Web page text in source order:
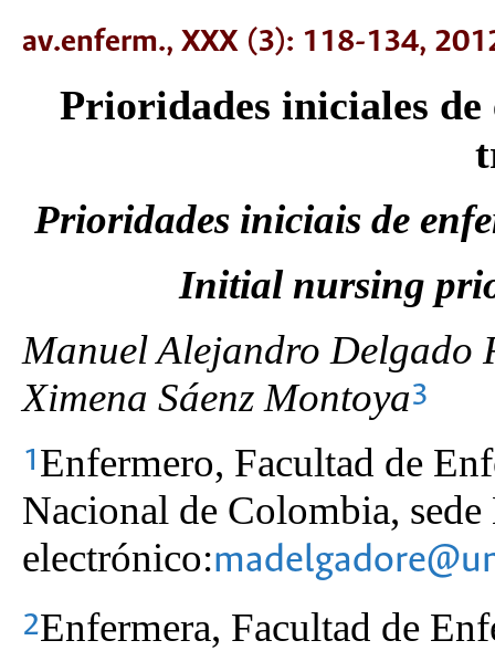
av.enferm., XXX (3): 118-134,
Prioridades iniciales
Prioridades iniciais de
Initial nursing
Manuel Alejandro Delgado
Ximena Sáenz Montoya3
1Enfermero, Facultad de
Nacional de Colombia,
electrónico:
2Enfermera, Facultad de